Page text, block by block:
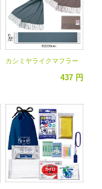
カシミヤライクマフラー
437 円